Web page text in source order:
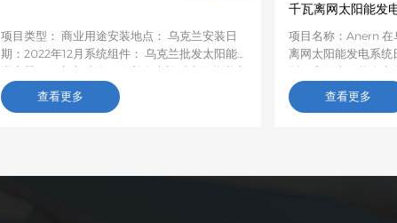
项目类型： 商业用途安装地点： 乌克兰安装日
期：2022年12月系统组件： 乌克兰批发太阳能
逆变器项目客户反馈： 随着乌克兰对太阳能逆变
器的需求逐渐增长，在购买并测试了不同品牌的
逆变器样品后，亚能（Anern）的EX-PRO逆变
查看更多
千瓦离网太阳能发
项目名称：Anern 在
离网太阳能发电系统
型：离网太阳能发
干达坎帕拉 数量和
阳能发电系统包括：
装了一套8千瓦的离
查看更多